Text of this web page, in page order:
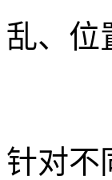
乱、位
针对不